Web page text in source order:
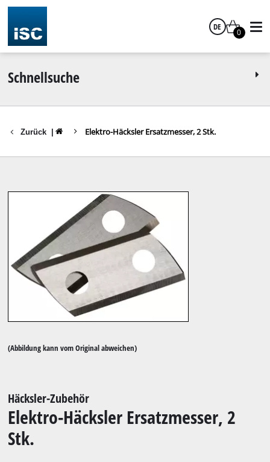
DE
0
Schnellsuche
Zurück Elektro-Häcksler Ersatzmesser, 2 Stk.
(Abbildung kann vom Original abweichen)
Häcksler-Zubehör
Elektro-Häcksler Ersatzmesser, 2
Stk.